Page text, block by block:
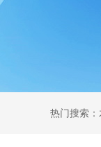
热门搜索